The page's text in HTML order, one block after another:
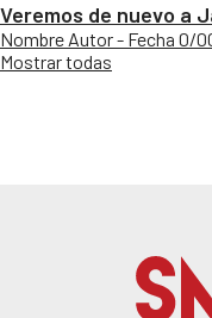
Veremos de nuevo a
Nombre Autor - Fecha 0/
Mostrar todas